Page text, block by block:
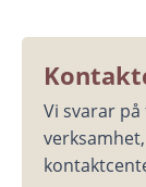
Vi svarar